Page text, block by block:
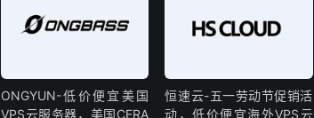
ONGYUN-低价便宜美国
VPS云服务器，美国CERA
恒速云-五一劳动节促销活
动，低价便宜海外VPS云